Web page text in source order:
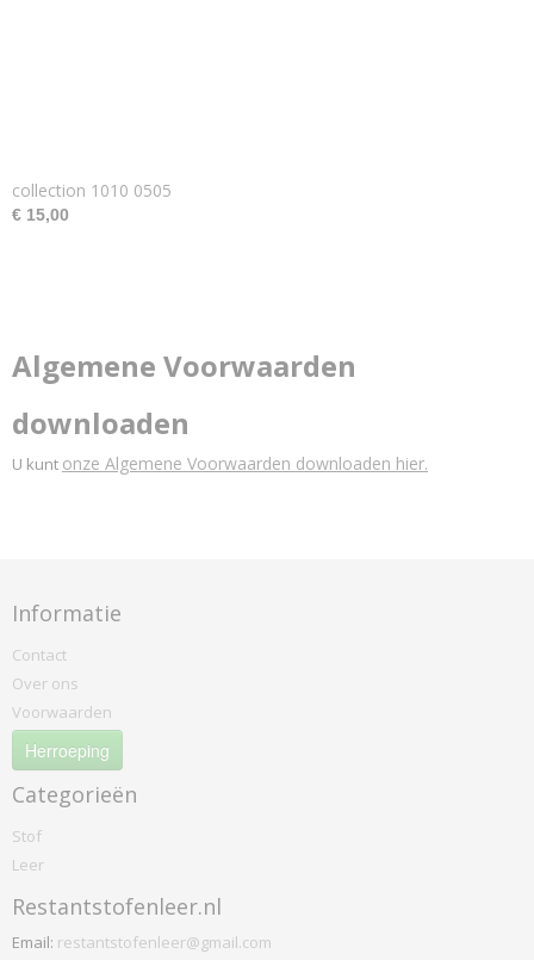
collection 1010 0505
€ 15,00
Algemene Voorwaarden
downloaden
U kunt onze Algemene Voorwaarden downloaden hier.
Informatie
Contact
Over ons
Voorwaarden
Herroeping
Categorieën
Stof
Leer
Restantstofenleer.nl
Email: restantstofenleer@gmail.com